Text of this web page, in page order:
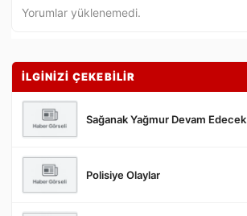
Gönder
Yorumlar yüklenemedi.
İLGİNİZİ ÇEKEBİLİR
Sağanak Yağmur Devam Edecek
Polisiye Olaylar